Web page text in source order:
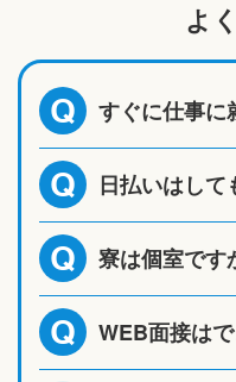
よ
Q すぐに仕事に
Q 日払いはして
Q 寮は個室です
Q WEB面接は